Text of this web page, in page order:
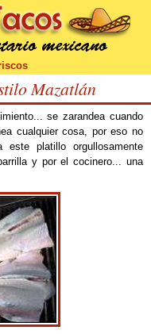
Mazatlán
se zarandea cuando
cualquier cosa, por eso no
platillo orgullosamente
y por el cocinero... una